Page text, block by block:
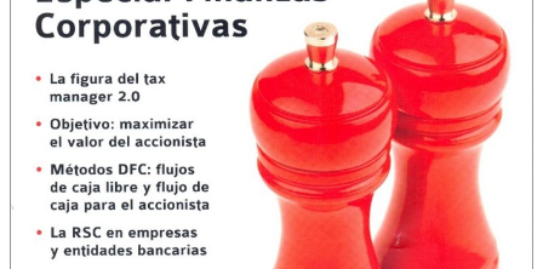
Quem Somos
O Que Fazemos
Experiência
Serviços
Clientes
Blog
Contacto